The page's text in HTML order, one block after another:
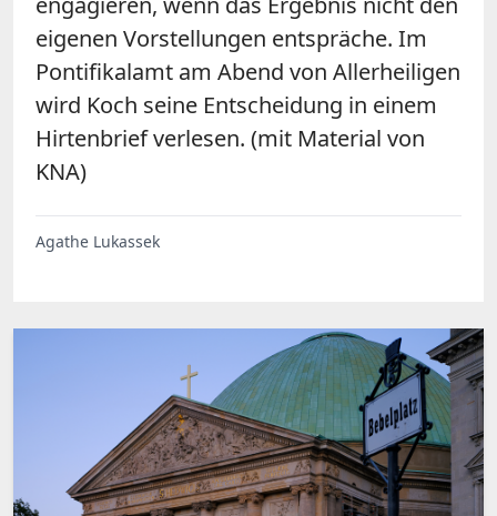
eigenen Vorstellungen entspräche. Im
Pontifikalamt am Abend von Allerheiligen
wird Koch seine Entscheidung in einem
Hirtenbrief verlesen. (mit Material von
KNA)
Agathe Lukassek